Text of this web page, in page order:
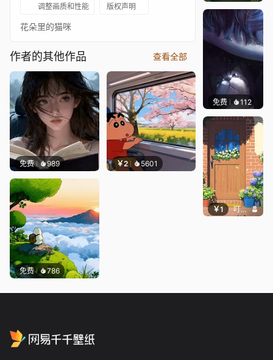
调整画质和性能 版权声明
花朵里的猫咪
作者的其他作品 查看全部
免费 989 ￥2 5601
免费 786
免费 112Asuki
￥1 叮叮当当